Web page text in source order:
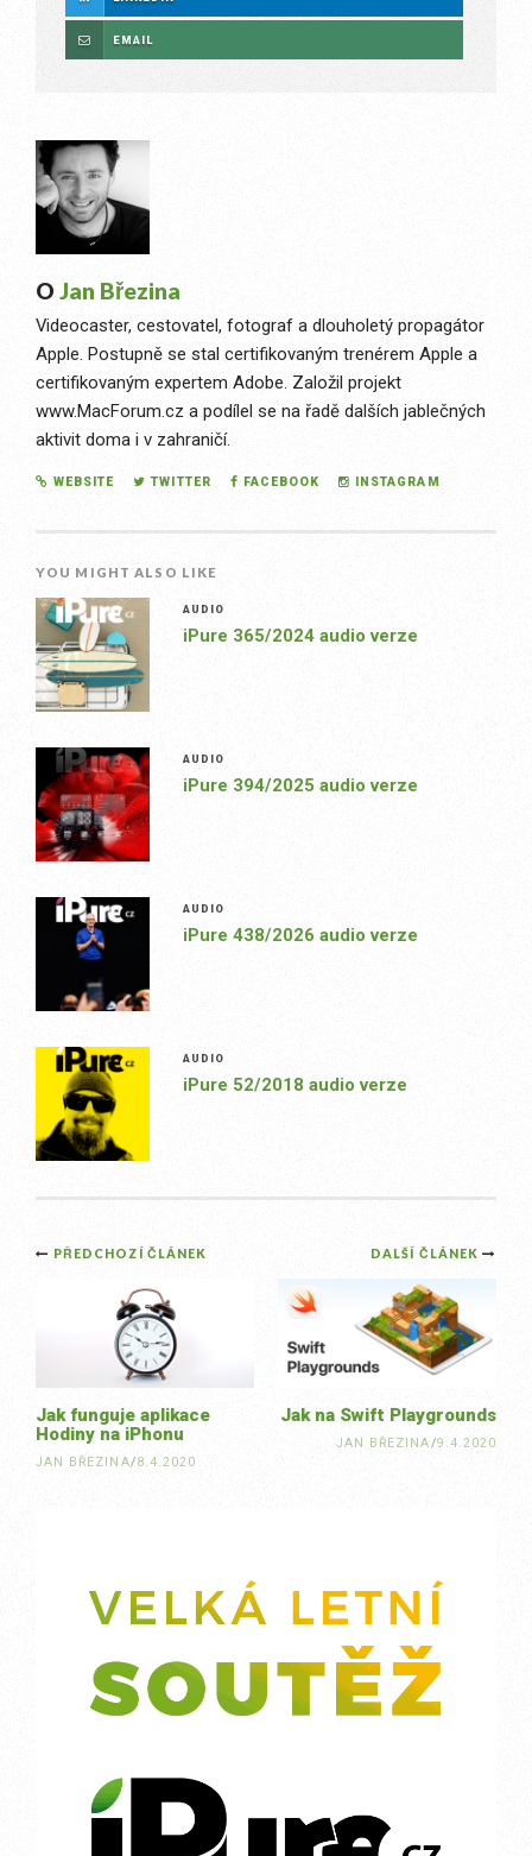
EMAIL
O Jan Březina
Videocaster, cestovatel, fotograf a dlouholetý propagátor
Apple. Postupně se stal certifikovaným trenérem Apple a
certifikovaným expertem Adobe. Založil projekt
www.MacForum.cz a podílel se na řadě dalších jablečných
aktivit doma i v zahraničí.
WEBSITE TWITTER FACEBOOK INSTAGRAM
YOU MIGHT ALSO LIKE
AUDIO
iPure 365/2024 audio verze
AUDIO
iPure 394/2025 audio verze
AUDIO
iPure 438/2026 audio verze
AUDIO
iPure 52/2018 audio verze
Post
navigation
DALŠÍ ČLÁNEK
Jak na Swift Playgrounds
JAN BŘEZINA/9.4.2020
PŘEDCHOZÍ ČLÁNEK
Jak funguje aplikace
Hodiny na iPhonu
JAN BŘEZINA/8.4.2020